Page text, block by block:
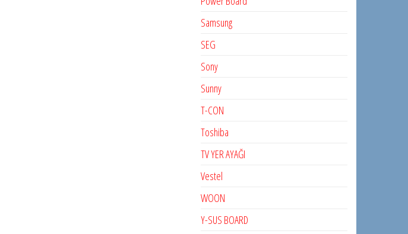
Samsung
SEG
Sony
Sunny
T-CON
Toshiba
TV YER AYAĞI
Vestel
WOON
Y-SUS BOARD